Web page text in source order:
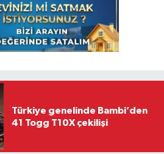
Türkiye genelinde Bambi’den
41 Togg T10X çekilişi